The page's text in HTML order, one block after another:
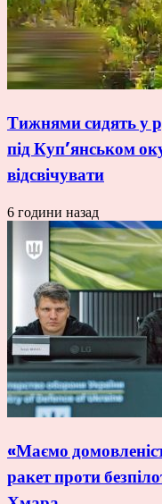
Тижнями сидять у
під Куп’янськом
відсвічувати
6 години назад
«Маємо
ракет проти